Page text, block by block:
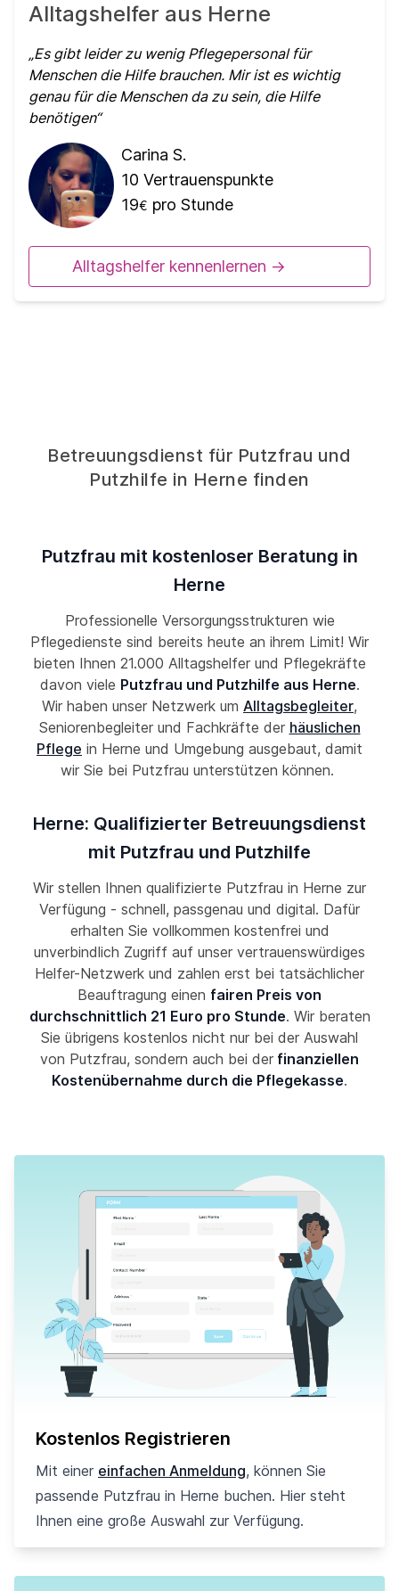
Alltagshelfer aus Herne
Es gibt leider zu wenig Pflegepersonal für
Menschen die Hilfe brauchen. Mir ist es wichtig
genau für die Menschen da zu sein, die Hilfe
benötigen
Carina S.
10 Vertrauenspunkte
19€ pro Stunde
Alltagshelfer kennenlernen ->
Betreuungsdienst für Putzfrau und
Putzhilfe in Herne finden
Putzfrau mit kostenloser Beratung in
Herne
Professionelle Versorgungsstrukturen wie
Pflegedienste sind bereits heute an ihrem Limit! Wir
bieten Ihnen 21.000 Alltagshelfer und Pflegekräfte
davon viele Putzfrau und Putzhilfe aus Herne.
Wir haben unser Netzwerk um Alltagsbegleiter,
Seniorenbegleiter und Fachkräfte der häuslichen
Pflege in Herne und Umgebung ausgebaut, damit
wir Sie bei Putzfrau unterstützen können.
Herne: Qualifizierter Betreuungsdienst
mit Putzfrau und Putzhilfe
Wir stellen Ihnen qualifizierte Putzfrau in Herne zur
Verfügung - schnell, passgenau und digital. Dafür
erhalten Sie vollkommen kostenfrei und
unverbindlich Zugriff auf unser vertrauenswürdiges
Helfer-Netzwerk und zahlen erst bei tatsächlicher
Beauftragung einen fairen Preis von
durchschnittlich 21 Euro pro Stunde. Wir beraten
Sie übrigens kostenlos nicht nur bei der Auswahl
von Putzfrau, sondern auch bei der finanziellen
Kostenübernahme durch die Pflegekasse.
Kostenlos Registrieren
Mit einer einfachen Anmeldung, können Sie
passende Putzfrau in Herne buchen. Hier steht
Ihnen eine große Auswahl zur Verfügung.